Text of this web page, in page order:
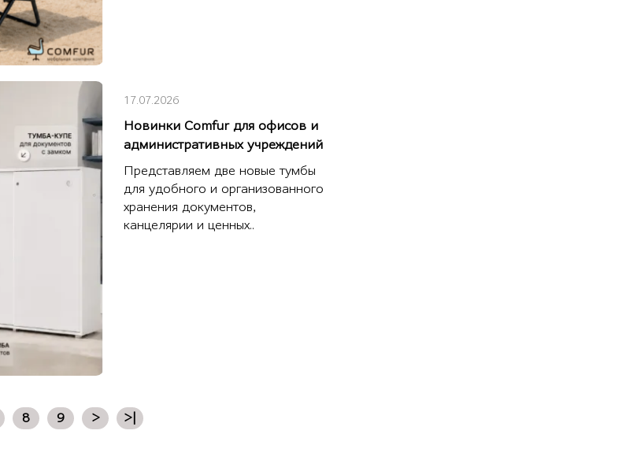
17.07.2026
Новинки Comfur для офисов и
административных учреждений
Представляем две новые тумбы
для удобного и организованного
хранения документов,
канцелярии и ценных..
8 9 > >|